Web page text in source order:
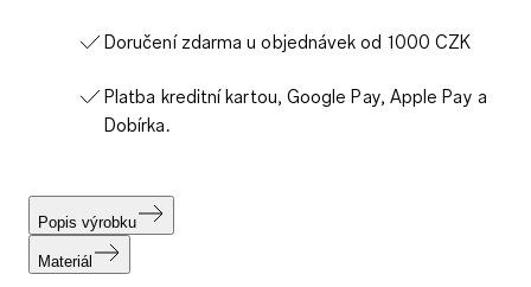
Doručení zdarma u objednávek od 1000 CZK
Platba kreditní kartou, Google Pay, Apple Pay a
Dobírka.
Popis výrobku
Materiál